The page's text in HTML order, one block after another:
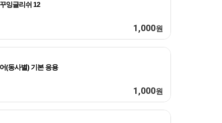
잉글리쉬 12
1,000원
(동사별) 기본 응용
1,000원